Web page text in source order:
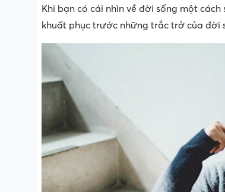
Khi bạn có cái nhìn về đời sống một
khuất phục trước những trắc trở của đời